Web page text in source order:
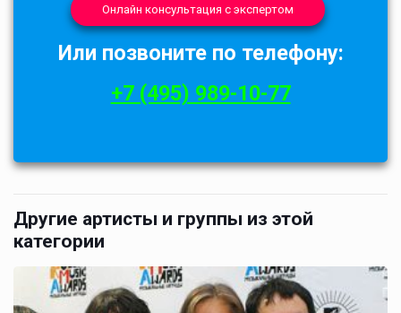
Онлайн консультация с экспертом
Или позвоните по телефону:
+7 (495) 989-10-77
Другие артисты и группы из этой
категории